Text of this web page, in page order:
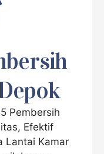
Pembersih
Efektif
Lantai Kamar